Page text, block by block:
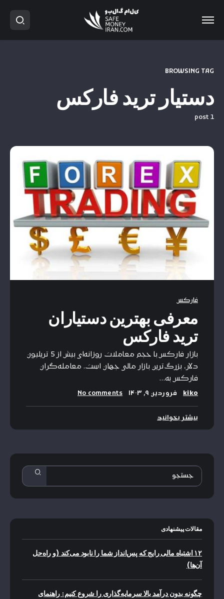
BROWSING TAG
دستیار ترید فارکس
1 post
فارکس
معرفی بهترین دستیاران
ترید فارکس
بازار فارکس با حجم معاملات روزانه‌ای بیش از 5 تریلیون
دلار، بزرگ‌ترین بازار مالی جهان است. معامله‌گران
فارکس به…
kiko فروردین ۹, ۱۴۰۳ No comments
بیشتر بخوانید
مقالات پیشنهادی
۱۲ اشتباه مالی رایج که پس‌انداز شما را نابود می‌کند (و راه‌حل
آن‌ها)
چگونه بدون درآمد بالا سرمایه‌گذاری را شروع کنیم: راهنمای